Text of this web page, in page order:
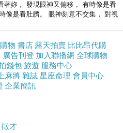
著妳， 發現眼神又偏移， 有時像是看
像是看肚臍。 眼神刻意不交集， 對視
， 讓我很難不
物 書店 露天拍賣 比比昂代購
廣告刊登 加入聯播網 全球購物
錢包 旅遊 服務中心
麻將 雜誌 星座命理 會員中心
企業簡訊
徵才